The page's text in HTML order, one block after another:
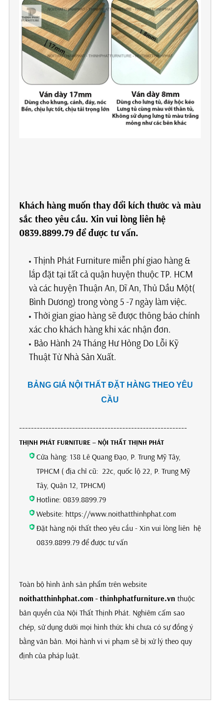
Khách hàng muốn thay đổi kích thước và màu
sắc theo yêu cầu. Xin vui lòng liên hệ
0839.8899.79 để được tư vấn.
Thịnh Phát Furniture miễn phí giao hàng &
lắp đặt tại tất cả quận huyện thuộc TP. HCM
và các huyện Thuận An, Dĩ An, Thủ Dầu Một(
Bình Dương) trong vòng 5 -7 ngày làm việc.
Thời gian giao hàng sẽ được thông báo chính
xác cho khách hàng khi xác nhận đơn.
Bảo Hành 24 Tháng Hư Hỏng Do Lỗi Kỹ
Thuật Từ Nhà Sản Xuất.
BẢNG GIÁ NỘI THẤT ĐẶT HÀNG THEO YÊU
CẦU
---------------------------------------------------------
THỊNH PHÁT FURNITURE – NỘI THẤT THỊNH PHÁT
Cửa hàng: 138 Lê Quang Đạo, P. Trung Mỹ Tây,
TPHCM ( địa chỉ cũ: 22c, quốc lộ 22, P. Trung Mỹ
Tây, Quận 12, TPHCM)
Hotline: 0839.8899.79
Website: https://www.noithatthinhphat.com
Đặt hàng nội thất theo yêu cầu - Xin vui lòng liên hệ
0839.8899.79 để được tư vấn
Toàn bộ hình ảnh sản phẩm trên website
noithatthinhphat.com - thinhphatfurniture.vn thuộc
bản quyền của Nội Thất Thịnh Phát. Nghiêm cấm sao
chép, sử dụng dưới mọi hình thức khi chưa có sự đồng ý
bằng văn bản. Mọi hành vi vi phạm sẽ bị xử lý theo quy
định của pháp luật.